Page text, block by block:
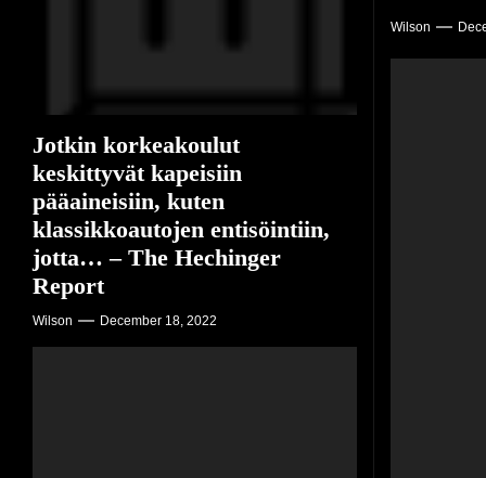
–
Wilson
Jotkin korkeakoulut
keskittyvät kapeisiin
pääaineisiin, kuten
klassikkoautojen entisöintiin,
jotta… – The Hechinger
Report
Wilson December 18, 2022